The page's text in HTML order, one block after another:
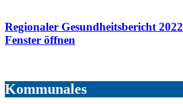
Regionaler Gesundheitsbericht 2022
Fenster öffnen
Kommunales